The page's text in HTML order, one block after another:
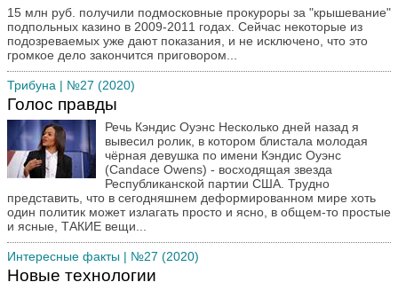
15 млн руб. получили подмосковные прокуроры за "крышевание"
подпольных казино в 2009-2011 годах. Сейчас некоторые из
подозреваемых уже дают показания, и не исключено, что это
громкое дело закончится приговором...
Трибуна | №27 (2020)
Голос правды
Речь Кэндис Оуэнс Несколько дней назад я
вывесил ролик, в котором блистала молодая
чёрная девушка по имени Кэндис Оуэнс
(Candace Owens) - восходящая звезда
Республиканской партии США. Трудно
представить, что в сегодняшнем деформированном мире хоть
один политик может излагать просто и ясно, в общем-то простые
и ясные, ТАКИЕ вещи...
Интересные факты | №27 (2020)
Новые технологии